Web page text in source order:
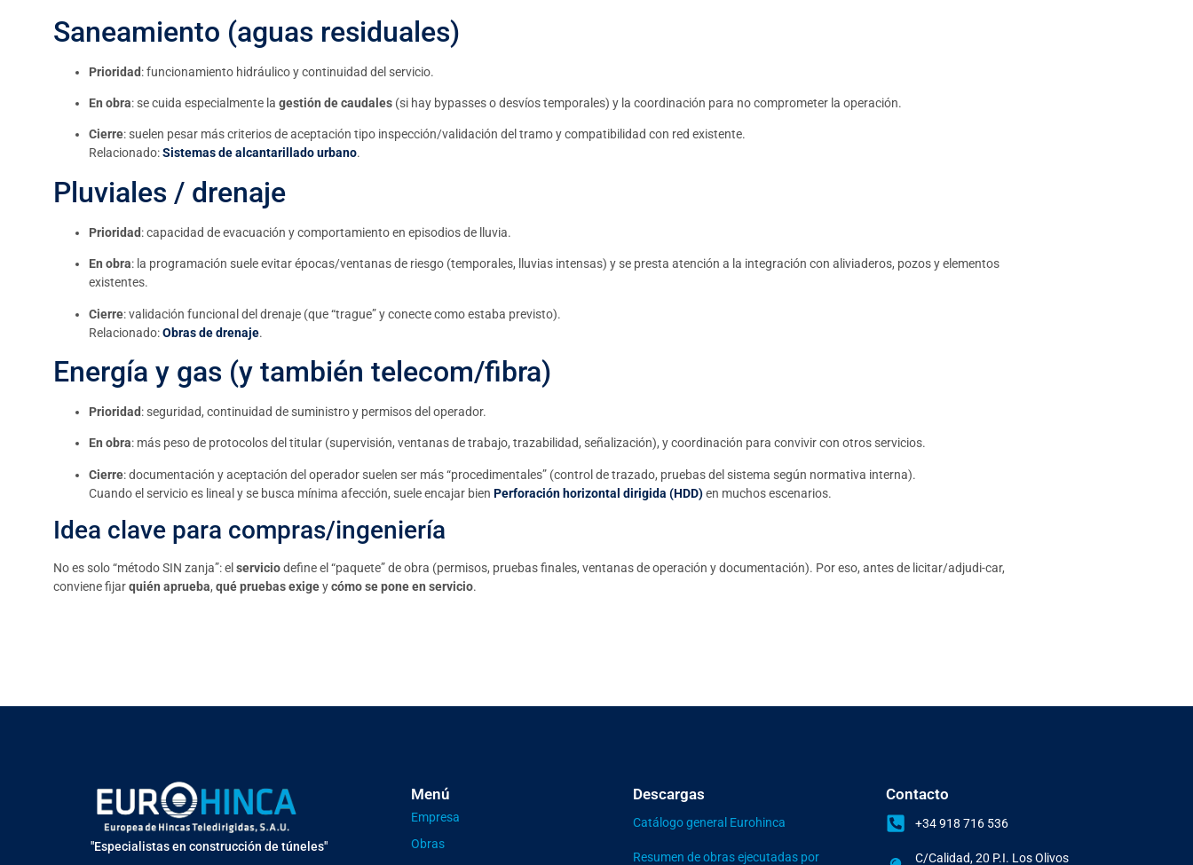
Saneamiento (aguas residuales)
Prioridad: funcionamiento hidráulico y continuidad del servicio.
En obra: se cuida especialmente la gestión de caudales (si hay bypasses o desvíos temporales) y la coordinación para no comprometer la operación.
Cierre: suelen pesar más criterios de aceptación tipo inspección/validación del tramo y compatibilidad con red existente.
Relacionado:Sistemas de alcantarillado urbano.
Pluviales / drenaje
Prioridad: capacidad de evacuación y comportamiento en episodios de lluvia.
En obra: la programación suele evitar épocas/ventanas de riesgo (temporales, lluvias intensas) y se presta atención a la integración con aliviaderos, pozos y elementos
existentes.
Cierre: validación funcional del drenaje (que “trague” y conecte como estaba previsto).
Relacionado:Obras de drenaje.
Energía y gas (y también telecom/fibra)
Prioridad: seguridad, continuidad de suministro y permisos del operador.
En obra: más peso de protocolos del titular (supervisión, ventanas de trabajo, trazabilidad, señalización), y coordinación para convivir con otros servicios.
Cierre: documentación y aceptación del operador suelen ser más “procedimentales” (control de trazado, pruebas del sistema según normativa interna).
Cuando el servicio es lineal y se busca mínima afección, suele encajar bien Perforación horizontal dirigida (HDD)en muchos escenarios.
Idea clave para compras/ingeniería
No es solo “método SIN zanja”: el serviciodefine el “paquete” de obra (permisos, pruebas finales, ventanas de operación y documentación). Por eso, antes de licitar/adjudi-car,
conviene fijarquién aprueba, qué pruebas exigeycómo se pone en servicio.
"Especialistas en construcción de túneles"
Menú
Empresa
Obras
Descargas
Catálogo general Eurohinca
Resumen de obras ejecutadas por
Contacto
+34 918 716 536
C/Calidad, 20 P.I. Los Olivos